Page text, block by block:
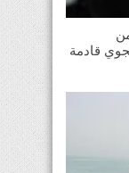
من
قادمة